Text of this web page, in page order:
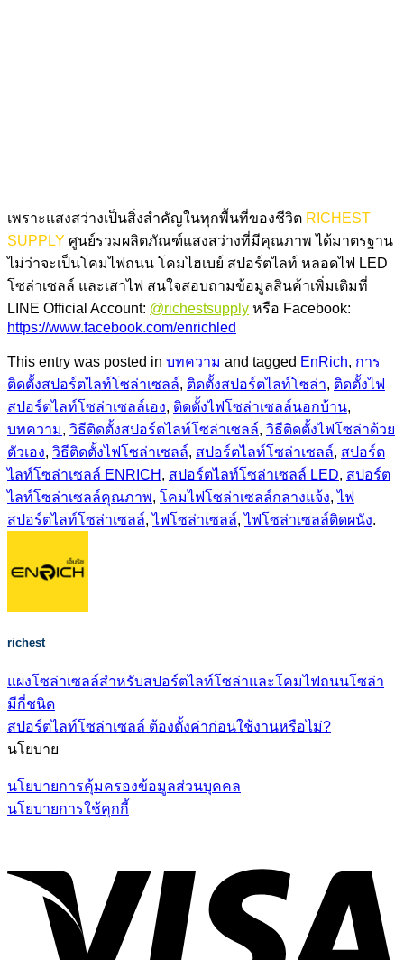
เพราะแสงสว่างเป็นสิ่งสำคัญในทุกพื้นที่ของชีวิต RICHEST
SUPPLY ศูนย์รวมผลิตภัณฑ์แสงสว่างที่มีคุณภาพ ได้มาตรฐาน
ไม่ว่าจะเป็นโคมไฟถนน โคมไฮเบย์ สปอร์ตไลท์ หลอดไฟ LED
โซล่าเซลล์ และเสาไฟ สนใจสอบถามข้อมูลสินค้าเพิ่มเติมที่
LINE Official Account: @richestsupply หรือ Facebook:
https://www.facebook.com/enrichled
This entry was posted in บทความ and tagged EnRich, การ
ติดตั้งสปอร์ตไลท์โซล่าเซลล์, ติดตั้งสปอร์ตไลท์โซล่า, ติดตั้งไฟ
สปอร์ตไลท์โซล่าเซลล์เอง, ติดตั้งไฟโซล่าเซลล์นอกบ้าน,
บทความ, วิธีติดตั้งสปอร์ตไลท์โซล่าเซลล์, วิธีติดตั้งไฟโซล่าด้วย
ตัวเอง, วิธีติดตั้งไฟโซล่าเซลล์, สปอร์ตไลท์โซล่าเซลล์, สปอร์ต
ไลท์โซล่าเซลล์ ENRICH , สปอร์ตไลท์โซล่าเซลล์ LED, สปอร์ต
ไลท์โซล่าเซลล์คุณภาพ, โคมไฟโซล่าเซลล์กลางแจ้ง,ไฟ
สปอร์ตไลท์โซล่าเซลล์,ไฟโซล่าเซลล์,ไฟโซล่าเซลล์ติดผนัง.
richest
แผงโซล่าเซลล์สำหรับสปอร์ตไลท์โซล่าและโคมไฟถนนโซล่า
มีกี่ชนิด
สปอร์ตไลท์โซล่าเซลล์ ต้องตั้งค่าก่อนใช้งานหรือไม่?
นโยบาย
นโยบายการคุ้มครองข้อมูลส่วนบุคคล
นโยบายการใช้คุกกี้